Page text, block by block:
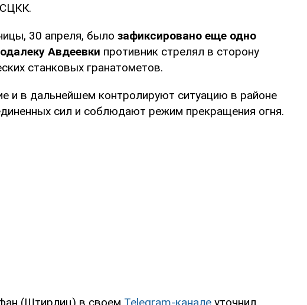
30 апреля, было зафиксировано еще одно
Авдеевки противник стрелял в сторону
станковых гранатометов.
и в дальнейшем контролируют ситуацию в районе
сил и соблюдают режим прекращения огня.